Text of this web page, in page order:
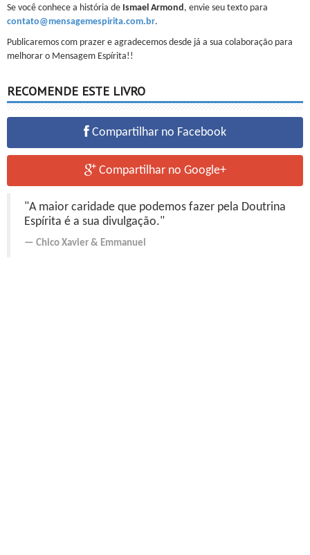
Se você conhece a história de Ismael Armond, envie seu texto para
contato@mensagemespirita.com.br.
Publicaremos com prazer e agradecemos desde já a sua colaboração para
melhorar o Mensagem Espírita!!
RECOMENDE ESTE LIVRO
Compartilhar no Facebook
Compartilhar no Google+
"A maior caridade que podemos fazer pela Doutrina
Espírita é a sua divulgação."
Chico Xavier & Emmanuel